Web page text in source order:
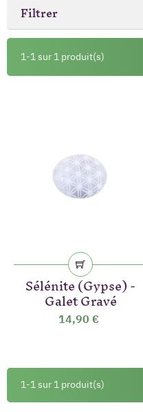
Filtrer
1-1 sur 1 produit(s)
Sélénite (Gypse) -
Galet Gravé
14,90 €
1-1 sur 1 produit(s)